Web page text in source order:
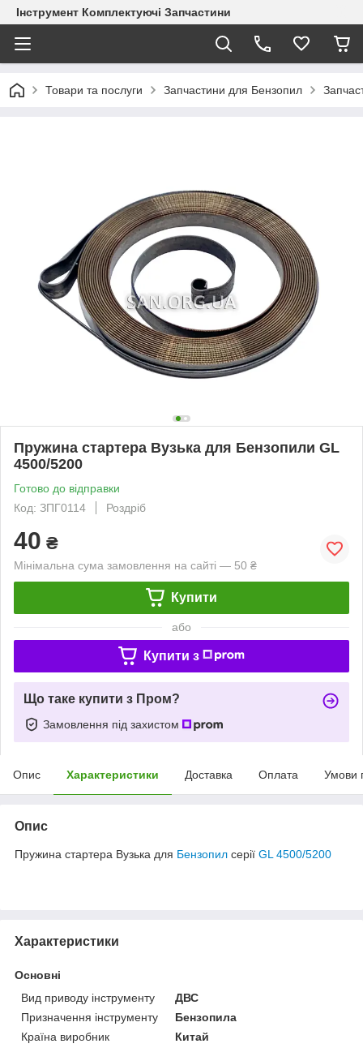
Інструмент Комплектуючі Запчастини
Товари та послуги Запчастини для Бензопил
Пружина стартера Вузька для Бензопили GL
4500/5200
Готово до відправки
Код: ЗПГ0114
Роздріб
40 ₴
Мінімальна сума замовлення на сайті — 50 ₴
Купити
або
Купити з
Що таке купити з Пром?
Замовлення під захистом
Опис Характеристики Доставка Оплата Умови
Опис
Пружина стартера Вузька для Бензопил серії GL 4500/5200
Характеристики
Основні
Вид приводу інструменту
ДВС
Призначення інструменту
Бензопила
Країна виробник
Китай